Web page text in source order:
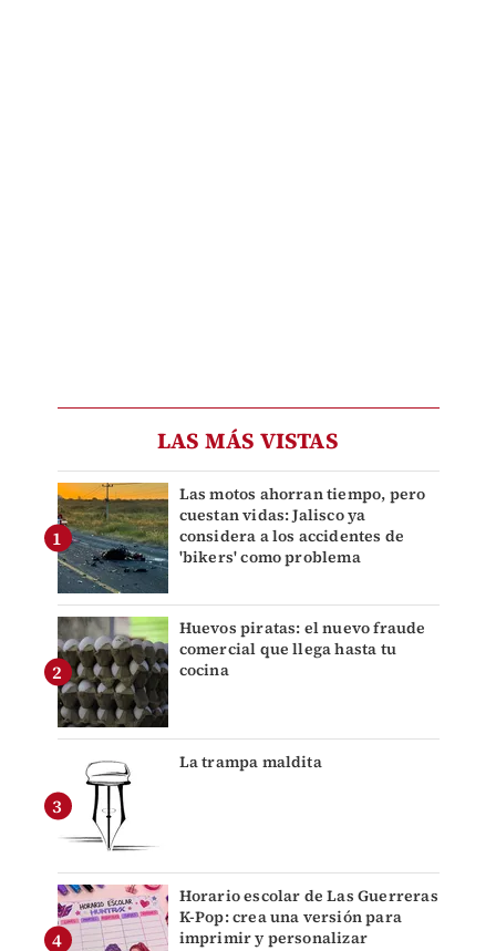
LAS MÁS VISTAS
Las motos ahorran tiempo, pero
cuestan vidas: Jalisco ya
considera a los accidentes de
'bikers' como problema
Huevos piratas: el nuevo fraude
comercial que llega hasta tu
cocina
La trampa maldita
Horario escolar de Las Guerreras
K-Pop: crea una versión para
imprimir y personalizar